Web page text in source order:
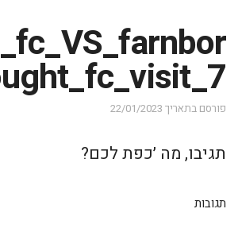
פורסם בתאריך 22/01/2023
תגיבו, מה ׳כפת לכם?
תגובות